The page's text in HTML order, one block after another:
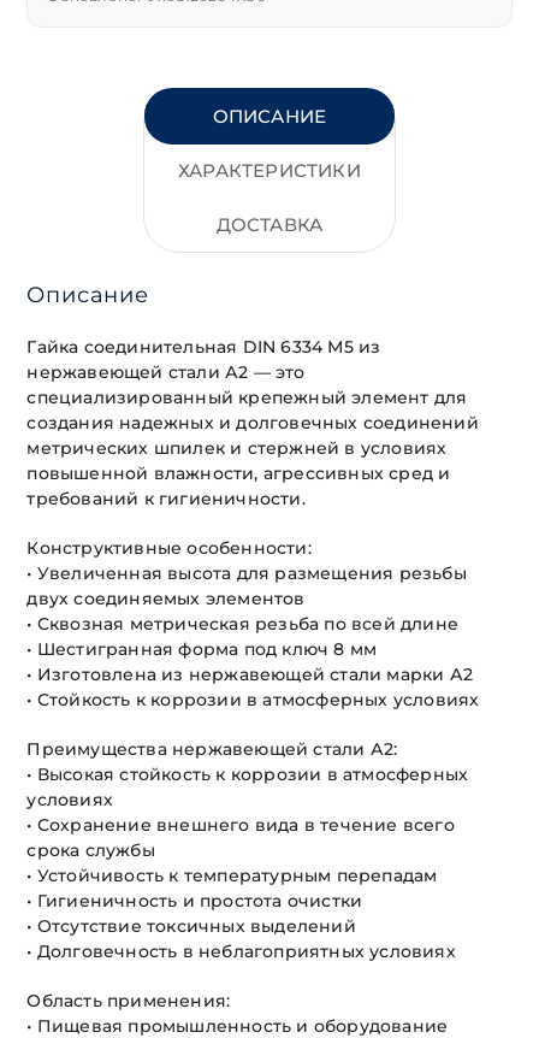
ОПИСАНИЕ
ХАРАКТЕРИСТИКИ
ДОСТАВКА
Описание
Гайка соединительная DIN 6334 М5 из
нержавеющей стали А2 — это
специализированный крепежный элемент для
создания надежных и долговечных соединений
метрических шпилек и стержней в условиях
повышенной влажности, агрессивных сред и
требований к гигиеничности.
Конструктивные особенности:
• Увеличенная высота для размещения резьбы
двух соединяемых элементов
• Сквозная метрическая резьба по всей длине
• Шестигранная форма под ключ 8 мм
• Изготовлена из нержавеющей стали марки А2
• Стойкость к коррозии в атмосферных условиях
Преимущества нержавеющей стали А2:
• Высокая стойкость к коррозии в атмосферных
условиях
• Сохранение внешнего вида в течение всего
срока службы
• Устойчивость к температурным перепадам
• Гигиеничность и простота очистки
• Отсутствие токсичных выделений
• Долговечность в неблагоприятных условиях
Область применения:
• Пищевая промышленность и оборудование